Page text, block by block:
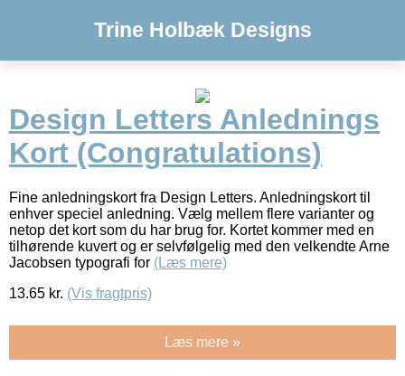
Trine Holbæk Designs
Design Letters Anlednings
Kort (Congratulations)
Fine anledningskort fra Design Letters. Anledningskort til
enhver speciel anledning. Vælg mellem flere varianter og
netop det kort som du har brug for. Kortet kommer med en
tilhørende kuvert og er selvfølgelig med den velkendte Arne
Jacobsen typografi for (Læs mere)
13.65 kr. (Vis fragtpris)
Læs mere »